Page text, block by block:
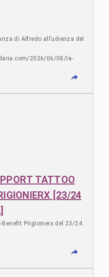
di Alfredo all’udienza del
2026/06/08/la-
TATTOO
[23/24
Benefit Prigionierx del 23/24